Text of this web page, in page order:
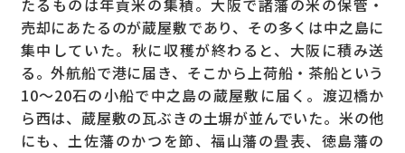
売却にあたるのが蔵屋敷であり、その多くは中之島に
集中していた。秋に収穫が終わると、大阪に積み送
る。外航船で港に届き、そこから上荷船・茶船という
10～20石の小船で中之島の蔵屋敷に届く。渡辺橋か
ら西は、蔵屋敷の瓦ぶきの土塀が並んでいた。米の他
にも、土佐藩のかつを節、福山藩の畳表、徳島藩の